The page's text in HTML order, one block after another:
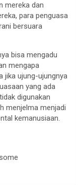
mereka dan
para penguasa
bersuara
bisa mengadu
mengapa
jika ujung-ujungnya
yang ada
digunakan
menjelma menjadi
kemanusiaan.